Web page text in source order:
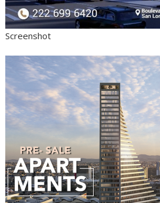
Screenshot